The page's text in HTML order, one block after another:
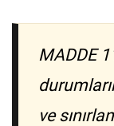
MADDE
ve